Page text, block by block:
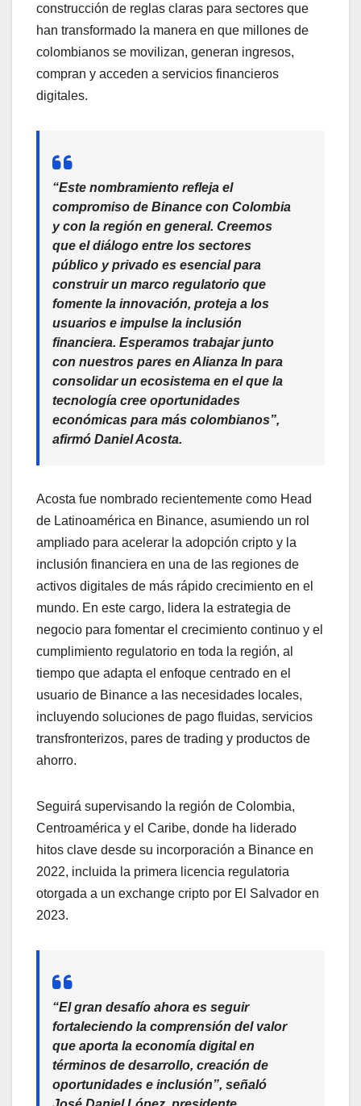
construcción de reglas claras para sectores que
han transformado la manera en que millones de
colombianos se movilizan, generan ingresos,
compran y acceden a servicios financieros
digitales.
“Este nombramiento refleja el
compromiso de Binance con Colombia
y con la región en general. Creemos
que el diálogo entre los sectores
público y privado es esencial para
construir un marco regulatorio que
fomente la innovación, proteja a los
usuarios e impulse la inclusión
financiera. Esperamos trabajar junto
con nuestros pares en Alianza In para
consolidar un ecosistema en el que la
tecnología cree oportunidades
económicas para más colombianos”,
afirmó Daniel Acosta.
Acosta fue nombrado recientemente como Head
de Latinoamérica en Binance, asumiendo un rol
ampliado para acelerar la adopción cripto y la
inclusión financiera en una de las regiones de
activos digitales de más rápido crecimiento en el
mundo. En este cargo, lidera la estrategia de
negocio para fomentar el crecimiento continuo y el
cumplimiento regulatorio en toda la región, al
tiempo que adapta el enfoque centrado en el
usuario de Binance a las necesidades locales,
incluyendo soluciones de pago fluidas, servicios
transfronterizos, pares de trading y productos de
ahorro.
Seguirá supervisando la región de Colombia,
Centroamérica y el Caribe, donde ha liderado
hitos clave desde su incorporación a Binance en
2022, incluida la primera licencia regulatoria
otorgada a un exchange cripto por El Salvador en
2023.
“El gran desafío ahora es seguir
fortaleciendo la comprensión del valor
que aporta la economía digital en
términos de desarrollo, creación de
oportunidades e inclusión”, señaló